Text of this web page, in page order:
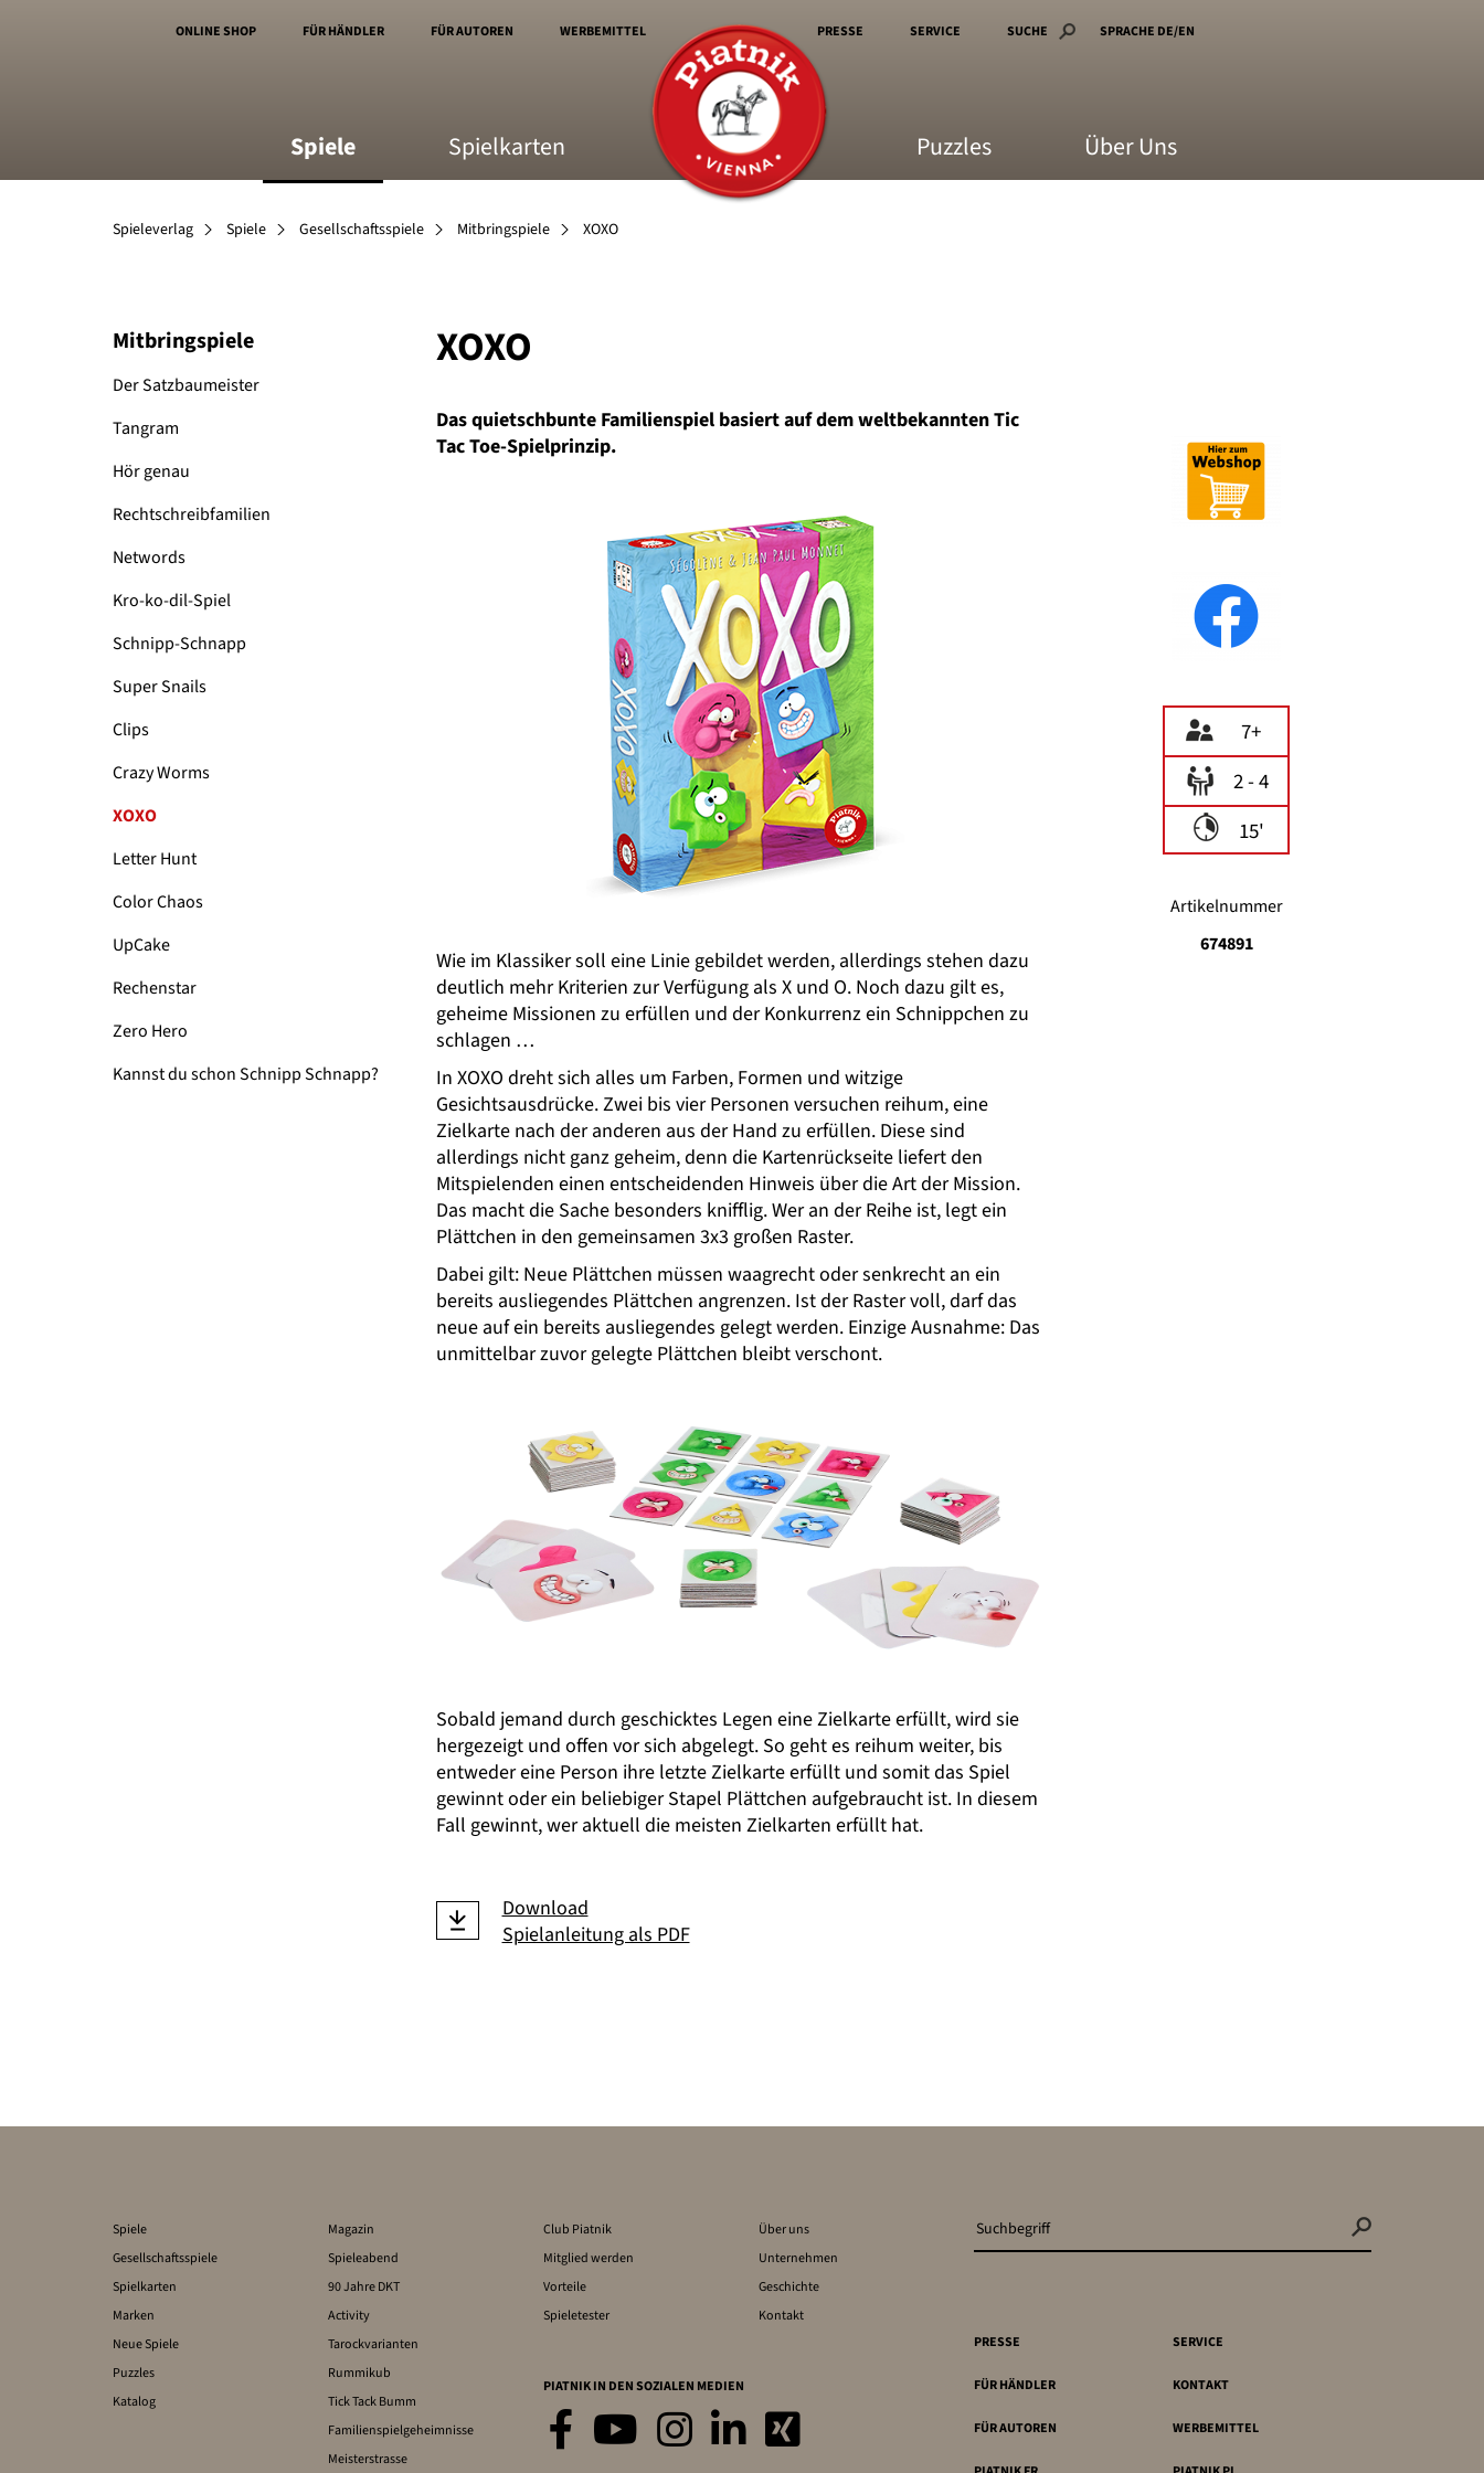
ONLINE SHOP FÜR HÄNDLER FÜR AUTOREN WERBEMITTEL PRESSE SERVICE SUCHE SPRACHE DE/EN
Spiele Spielkarten Puzzles Über Uns
Spieleverlag Spiele Gesellschaftsspiele Mitbringspiele XOXO
Mitbringspiele
Der Satzbaumeister
Tangram
Hör genau
Rechtschreibfamilien
Networds
Kro-ko-dil-Spiel
Schnipp-Schnapp
Super Snails
Clips
Crazy Worms
XOXO
Letter Hunt
Color Chaos
UpCake
Rechenstar
Zero Hero
Kannst du schon Schnipp Schnapp?
XOXO
Das quietschbunte Familienspiel basiert auf dem weltbekannten Tic
Tac Toe-Spielprinzip.
Wie im Klassiker soll eine Linie gebildet werden, allerdings stehen dazu
deutlich mehr Kriterien zur Verfügung als X und O. Noch dazu gilt es,
geheime Missionen zu erfüllen und der Konkurrenz ein Schnippchen zu
schlagen …
In XOXO dreht sich alles um Farben, Formen und witzige
Gesichtsausdrücke. Zwei bis vier Personen versuchen reihum, eine
Zielkarte nach der anderen aus der Hand zu erfüllen. Diese sind
allerdings nicht ganz geheim, denn die Kartenrückseite liefert den
Mitspielenden einen entscheidenden Hinweis über die Art der Mission.
Das macht die Sache besonders knifflig. Wer an der Reihe ist, legt ein
Plättchen in den gemeinsamen 3x3 großen Raster.
Dabei gilt: Neue Plättchen müssen waagrecht oder senkrecht an ein
bereits ausliegendes Plättchen angrenzen. Ist der Raster voll, darf das
neue auf ein bereits ausliegendes gelegt werden. Einzige Ausnahme: Das
unmittelbar zuvor gelegte Plättchen bleibt verschont.
Sobald jemand durch geschicktes Legen eine Zielkarte erfüllt, wird sie
hergezeigt und offen vor sich abgelegt. So geht es reihum weiter, bis
entweder eine Person ihre letzte Zielkarte erfüllt und somit das Spiel
gewinnt oder ein beliebiger Stapel Plättchen aufgebraucht ist. In diesem
Fall gewinnt, wer aktuell die meisten Zielkarten erfüllt hat.
Download
Spielanleitung als PDF
7+
2 - 4
15'
Artikelnummer
674891
Spiele
Gesellschaftsspiele
Spielkarten
Marken
Neue Spiele
Puzzles
Katalog
Magazin
Spieleabend
90 Jahre DKT
Activity
Tarockvarianten
Rummikub
Tick Tack Bumm
Familienspielgeheimnisse
Meisterstrasse
Club Piatnik
Mitglied werden
Vorteile
Spieletester
PIATNIK IN DEN SOZIALEN MEDIEN
Über uns
Unternehmen
Geschichte
Kontakt
PRESSE
SERVICE
FÜR HÄNDLER KONTAKT
FÜR AUTOREN WERBEMITTEL